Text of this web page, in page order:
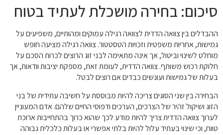
סיכום: בחירה מושכלת לעתיד בטוח
ההבדלים בין צוואה הדדית לצוואה רגילה עמוקים ומהותיים, משפיעים על
גמישות, אחריות משפטית וזכויות הטסטטור. צוואה רגילה מציעה חופש
מוחלט לשינוי וביטול, אך אינה מתאימה לבני זוג הרוצים לכרות הסכם על
חלוקת רכוש משותף. צוואה הדדית, לעומת זאת, מספקת יציבות וודאות, אך
בעלות של גמישות ועונשים כבדים אם רוצים לבטל.
הבחירה בין שני הסוגים צריכה להיות מבוססת על חשיבה עתידית של בני
הזוג ושיקול זהיר של הצרכים, הערכים ודפוסי החיים שלהם. אדם המעוניין
לערוך צוואה הדדית צריך להיות מודע לכך שהוא כרוך בהתחייבות ארוכת
טווח, וכי שינוי בעתיד עלול להיות בלתי אפשרי או בעלות כלכלית גבוהה